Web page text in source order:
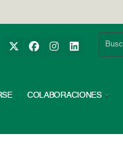
COLABORACIONES